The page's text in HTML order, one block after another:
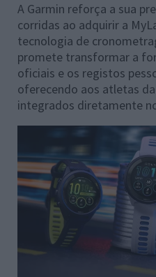
A Garmin reforça a sua
corridas ao adquirir a
tecnologia de
promete transformar a
oficiais e os registos
oferecendo aos atletas
integrados diretamente